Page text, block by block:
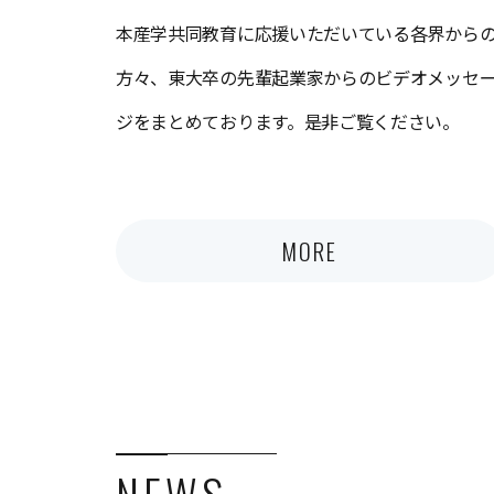
本産学共同教育に応援いただいている各界から
方々、東大卒の先輩起業家からのビデオメッセ
ジをまとめております。是非ご覧ください。
MORE